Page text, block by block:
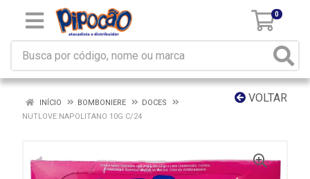
0
VOLTAR
INÍCIO BOMBONIERE
DOCES
NUTLOVE NAPOLITANO 10G C/24